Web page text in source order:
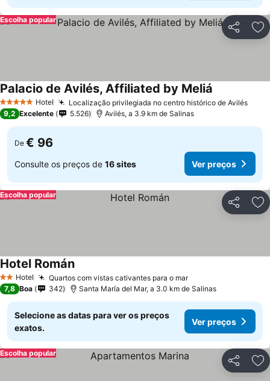
Partilhar
Escolha popular
5 Estrelas Hotel Localização privilegiada no centro histórico de Avilés
Palacio de Avilés, Affiliated by Meliá
9,2 Excelente 5.526 Avilés, a 3.9 km de Salinas
De € 96
Consulte os preços de 16 sites Ver preços
Partilhar
Escolha popular
2 Estrelas
Hotel Quartos com vistas cativantes para o mar
Hotel Román
7,8 Boa 342 Santa María del Mar, a 3.0 km de Salinas
Selecione as datas para ver os preços
exatos.
Ver preços
Partilhar
Escolha popular